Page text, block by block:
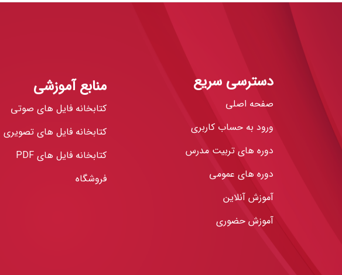
دسترسی سریع
صفحه اصلی
ورود به حساب کاربری
دوره های تربیت مدرس
دوره های عمومی
آموزش آنلاین
آموزش حضوری
منابع آموزشی
کتابخانه فایل های صوتی
کتابخانه فایل های تصویری
کتابخانه فایل های PDF
فروشگاه